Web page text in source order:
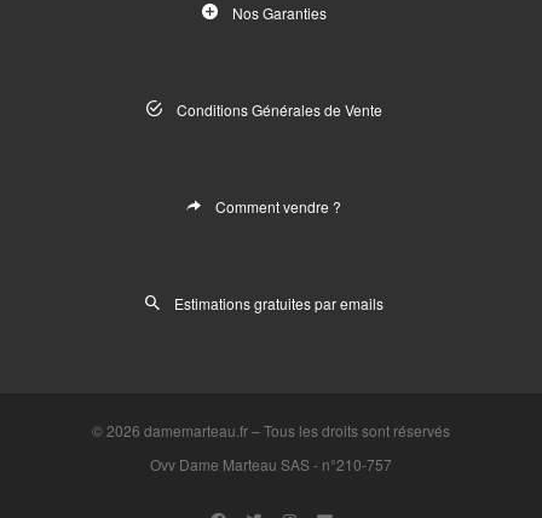
Nos Garanties
Conditions Générales de Vente
Comment vendre ?
Estimations gratuites par emails
© 2026 damemarteau.fr–Tous les droits sont réservés
Ovv Dame Marteau SAS - n°210-757